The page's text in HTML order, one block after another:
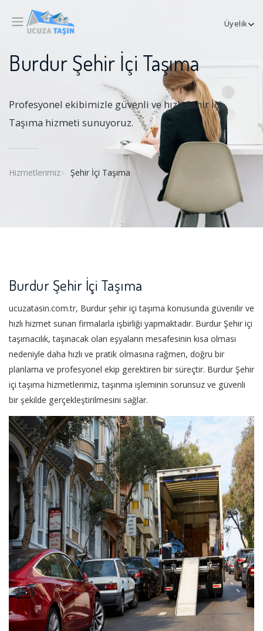
Üyelik
Burdur Şehir İçi Taşıma
Profesyonel ekibimizle güvenli ve hızlı Şehir İçi
Taşıma hizmeti sunuyoruz.
Hizmetlerimiz Şehir İçi Taşıma
Burdur Şehir İçi Taşıma
ucuzatasin.com.tr, Burdur şehir içi taşıma konusunda güvenilir ve
hızlı hizmet sunan firmalarla işbirliği yapmaktadır. Burdur Şehir içi
taşımacılık, taşınacak olan eşyaların mesafesinin kısa olması
nedeniyle daha hızlı ve pratik olmasına rağmen, doğru bir
planlama ve profesyonel ekip gerektiren bir süreçtir. Burdur Şehir
içi taşıma hizmetlerimiz, taşınma işleminin sorunsuz ve güvenli
bir şekilde gerçekleştirilmesini sağlar.